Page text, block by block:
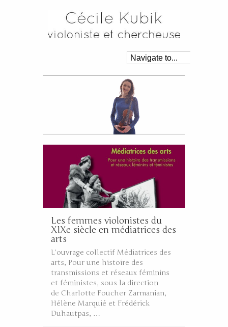
Les femmes violonistes du
XIXe siècle en médiatrices des
arts
L’ouvrage collectif Médiatrices des
arts, Pour une histoire des
transmissions et réseaux féminins
et féministes, sous la direction
de Charlotte Foucher Zarmanian,
Hélène Marquié et Frédérick
Duhautpas, …